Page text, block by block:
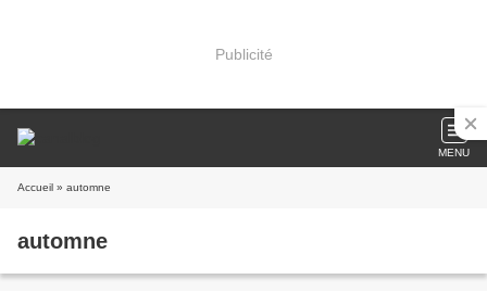
Publicité
MENU
Accueil » automne
automne